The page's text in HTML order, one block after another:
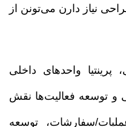
نیاز دارن می‌تونن از
واحدهای داخلی
و توسعه فعالیت‌ها نقش
سفارشات، توسعه